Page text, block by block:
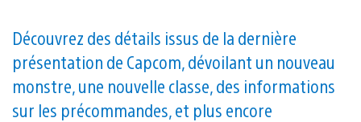
Découvrez des détails issus de la dernière
présentation de Capcom, dévoilant un nouveau
monstre, une nouvelle classe, des informations
sur les précommandes, et plus encore